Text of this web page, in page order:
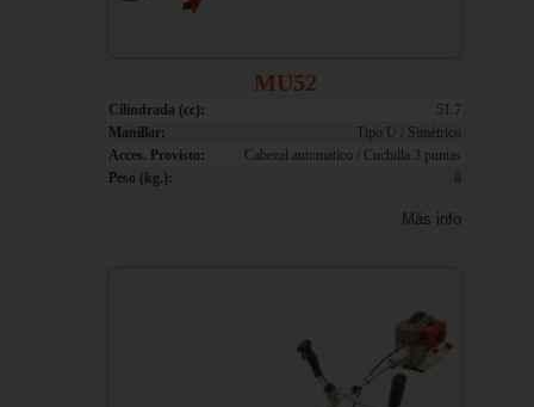
MU52
Cilindrada (cc):
51.7
Manillar:
Tipo U / Simétrico
Acces. Provisto:
Cabezal automático / Cuchilla 3 puntas
Peso (kg.):
8
Más info